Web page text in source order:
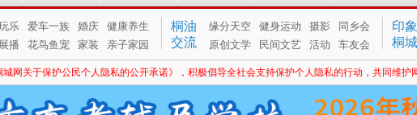
乐 爱车一族 婚庆
健康养生
播 花鸟鱼宠 家装 亲子家园
桐油
交流
缘分天空 健身运动 摄影
同乡会
原创文学
民间文艺 活动 车友会
印象
桐城
城网关于保护公民个人隐私的公开承诺》，积极倡导全社会支持保护个人隐私的行动，共同维护